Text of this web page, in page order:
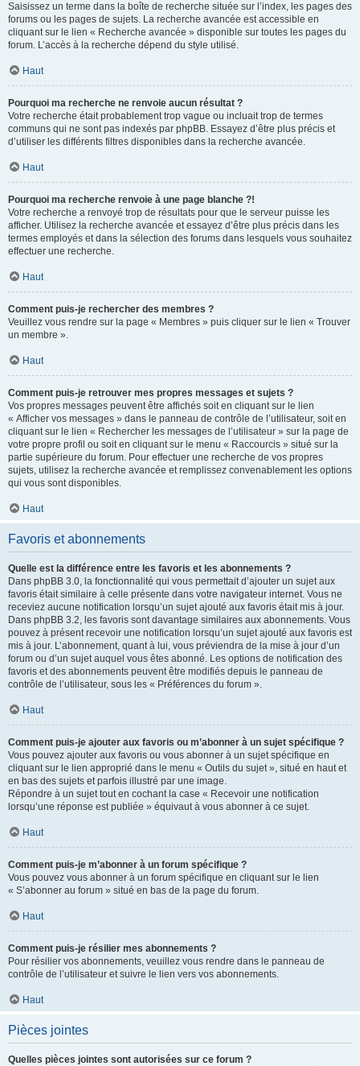
Saisissez un terme dans la boîte de recherche située sur l’index, les pages des
forums ou les pages de sujets. La recherche avancée est accessible en
cliquant sur le lien « Recherche avancée » disponible sur toutes les pages du
forum. L’accès à la recherche dépend du style utilisé.
Haut
Pourquoi ma recherche ne renvoie aucun résultat ?
Votre recherche était probablement trop vague ou incluait trop de termes
communs qui ne sont pas indexés par phpBB. Essayez d’être plus précis et
d’utiliser les différents filtres disponibles dans la recherche avancée.
Haut
Pourquoi ma recherche renvoie à une page blanche ?!
Votre recherche a renvoyé trop de résultats pour que le serveur puisse les
afficher. Utilisez la recherche avancée et essayez d’être plus précis dans les
termes employés et dans la sélection des forums dans lesquels vous souhaitez
effectuer une recherche.
Haut
Comment puis-je rechercher des membres ?
Veuillez vous rendre sur la page « Membres » puis cliquer sur le lien « Trouver
un membre ».
Haut
Comment puis-je retrouver mes propres messages et sujets ?
Vos propres messages peuvent être affichés soit en cliquant sur le lien
« Afficher vos messages » dans le panneau de contrôle de l’utilisateur, soit en
cliquant sur le lien « Rechercher les messages de l’utilisateur » sur la page de
votre propre profil ou soit en cliquant sur le menu « Raccourcis » situé sur la
partie supérieure du forum. Pour effectuer une recherche de vos propres
sujets, utilisez la recherche avancée et remplissez convenablement les options
qui vous sont disponibles.
Haut
Favoris et abonnements
Quelle est la différence entre les favoris et les abonnements ?
Dans phpBB 3.0, la fonctionnalité qui vous permettait d’ajouter un sujet aux
favoris était similaire à celle présente dans votre navigateur internet. Vous ne
receviez aucune notification lorsqu’un sujet ajouté aux favoris était mis à jour.
Dans phpBB 3.2, les favoris sont davantage similaires aux abonnements. Vous
pouvez à présent recevoir une notification lorsqu’un sujet ajouté aux favoris est
mis à jour. L’abonnement, quant à lui, vous préviendra de la mise à jour d’un
forum ou d’un sujet auquel vous êtes abonné. Les options de notification des
favoris et des abonnements peuvent être modifiés depuis le panneau de
contrôle de l’utilisateur, sous les « Préférences du forum ».
Haut
Comment puis-je ajouter aux favoris ou m’abonner à un sujet spécifique ?
Vous pouvez ajouter aux favoris ou vous abonner à un sujet spécifique en
cliquant sur le lien approprié dans le menu « Outils du sujet », situé en haut et
en bas des sujets et parfois illustré par une image.
Répondre à un sujet tout en cochant la case « Recevoir une notification
lorsqu’une réponse est publiée » équivaut à vous abonner à ce sujet.
Haut
Comment puis-je m’abonner à un forum spécifique ?
Vous pouvez vous abonner à un forum spécifique en cliquant sur le lien
« S’abonner au forum » situé en bas de la page du forum.
Haut
Comment puis-je résilier mes abonnements ?
Pour résilier vos abonnements, veuillez vous rendre dans le panneau de
contrôle de l’utilisateur et suivre le lien vers vos abonnements.
Haut
Pièces jointes
Quelles pièces jointes sont autorisées sur ce forum ?